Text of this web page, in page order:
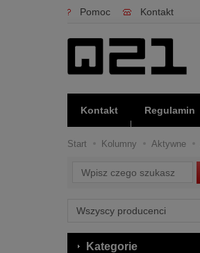
Pomoc Kontakt
Kontakt Regulamin
Start Kolumny Aktywne
Wyszukaj
Kategorie